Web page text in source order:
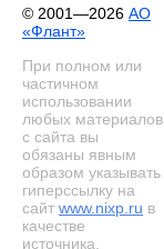
© 2001—2026 АО
«Флант»
При полном или
частичном
использовании
любых материалов
с сайта вы
обязаны явным
образом указывать
гиперссылку на
сайт www.nixp.ru в
качестве
источника.